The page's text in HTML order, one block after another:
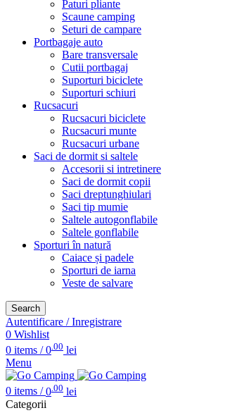
Paturi pliante
Scaune camping
Seturi de campare
Portbagaje auto
Bare transversale
Cutii portbagaj
Suporturi biciclete
Suporturi schiuri
Rucsacuri
Rucsacuri biciclete
Rucsacuri munte
Rucsacuri urbane
Saci de dormit si saltele
Accesorii si intretinere
Saci de dormit copii
Saci dreptunghiulari
Saci tip mumie
Saltele autogonflabile
Saltele gonflabile
Sporturi în natură
Caiace și padele
Sporturi de iarna
Veste de salvare
Search
Autentificare / Inregistrare
0 Wishlist
0 items / 0.00 lei
Menu
0 items / 0 .00 lei
Categorii